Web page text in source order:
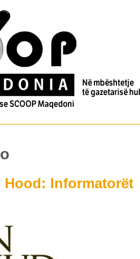
Hood: Informatorët